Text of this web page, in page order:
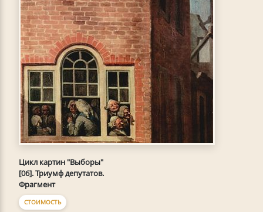
Цикл картин "Выборы"
[06]. Триумф депутатов.
Фрагмент
СТОИМОСТЬ